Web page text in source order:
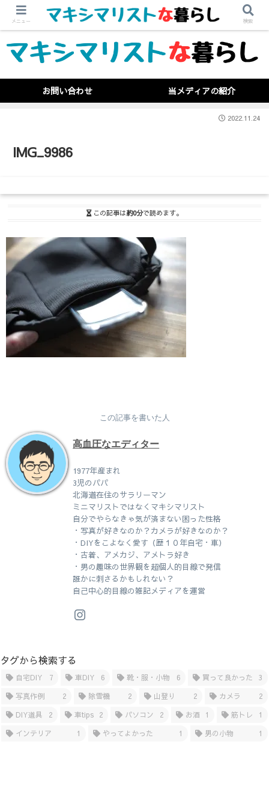
お問い合わせ 当メディアの紹介
IMG_9986
2022.11.24
この記事は約0分で読めます。
この記事を書いた人
高血圧なエディター
1977年産まれ
3児のパパ
北海道在住のサラリーマン
ミニマリストではなくマキシマリスト
自分でやらなきゃ気が済まない困った性格
・写真が好きなのか？カメラが好きなのか？
・DIYをこよなく愛す（歴１０年自宅・車）
・古着、アメカジ、アメトラ好き
・男の趣味の世界観を超個人的目線で発信
誰かに刺さるかもしれない？
自己中心的目線の雑記メディアを運営
タグから検索する
自宅DIY 7 車DIY 6 靴・服・小物 6 買って良かった
3
写真作例
2 除雪機 2 山登り 2 カメラ
2
DIY道具
2 車tips 2 パソコン 2 お酒 1 筋トレ
1
インテリア
1 やってよかった 1 男の小物 1
メニュー 検索